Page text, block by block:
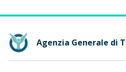
Agenzia Generale di